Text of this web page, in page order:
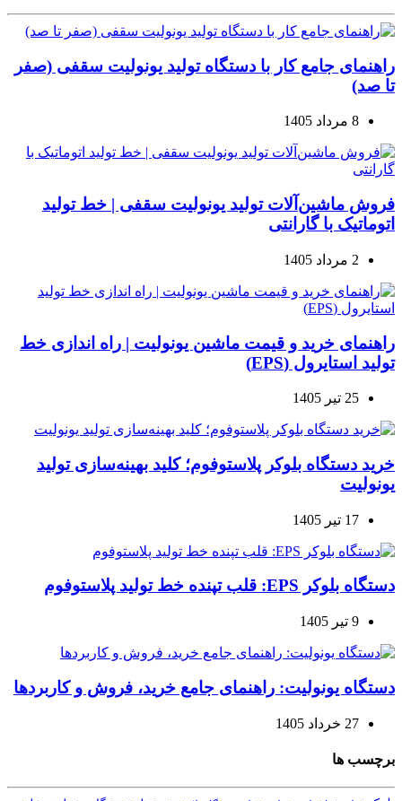
راهنمای جامع کار با دستگاه تولید یونولیت سقفی (صفر
تا صد)
8 مرداد 1405
فروش ماشین‌آلات تولید یونولیت سقفی | خط تولید
اتوماتیک با گارانتی
2 مرداد 1405
راهنمای خرید و قیمت ماشین یونولیت | راه اندازی خط
تولید استایرول (EPS)
25 تیر 1405
خرید دستگاه بلوکر پلاستوفوم؛ کلید بهینه‌سازی تولید
یونولیت
17 تیر 1405
دستگاه بلوکر EPS: قلب تپنده خط تولید پلاستوفوم
9 تیر 1405
دستگاه یونولیت: راهنمای جامع خرید، فروش و کاربردها
27 خرداد 1405
برچسب ها